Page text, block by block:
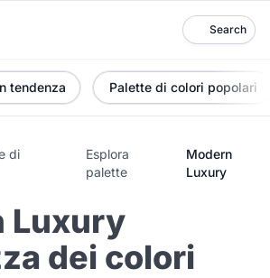
Search
tendenza Palette di colori popolari
di
Esplora
palette
Modern
Luxury
Luxury
dei colori